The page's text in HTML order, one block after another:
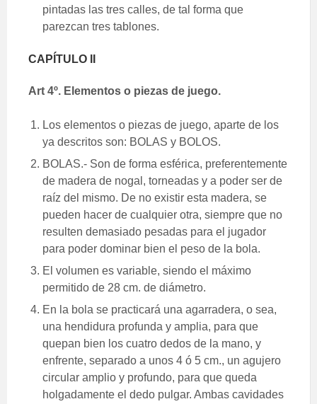
pintadas las tres calles, de tal forma que
parezcan tres tablones.
CAPÍTULO II
Art 4º. Elementos o piezas de juego.
Los elementos o piezas de juego, aparte de los
ya descritos son: BOLAS y BOLOS.
BOLAS.- Son de forma esférica, preferentemente
de madera de nogal, torneadas y a poder ser de
raíz del mismo. De no existir esta madera, se
pueden hacer de cualquier otra, siempre que no
resulten demasiado pesadas para el jugador
para poder dominar bien el peso de la bola.
El volumen es variable, siendo el máximo
permitido de 28 cm. de diámetro.
En la bola se practicará una agarradera, o sea,
una hendidura profunda y amplia, para que
quepan bien los cuatro dedos de la mano, y
enfrente, separado a unos 4 ó 5 cm., un agujero
circular amplio y profundo, para que queda
holgadamente el dedo pulgar. Ambas cavidades